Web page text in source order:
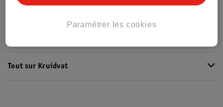
Tout sur Kruidvat
Paramétrer les cookies